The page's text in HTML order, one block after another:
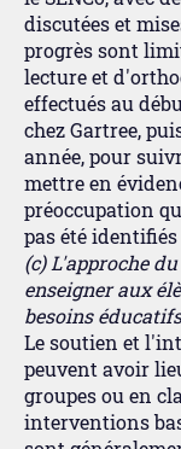
discutées et
progrès sont
lecture et
effectués au
chez Gartree,
année, pour
mettre en
préoccupation
pas été
(c) L'approche
enseigner aux
besoins
Le soutien et
peuvent avoir
groupes ou en
interventions